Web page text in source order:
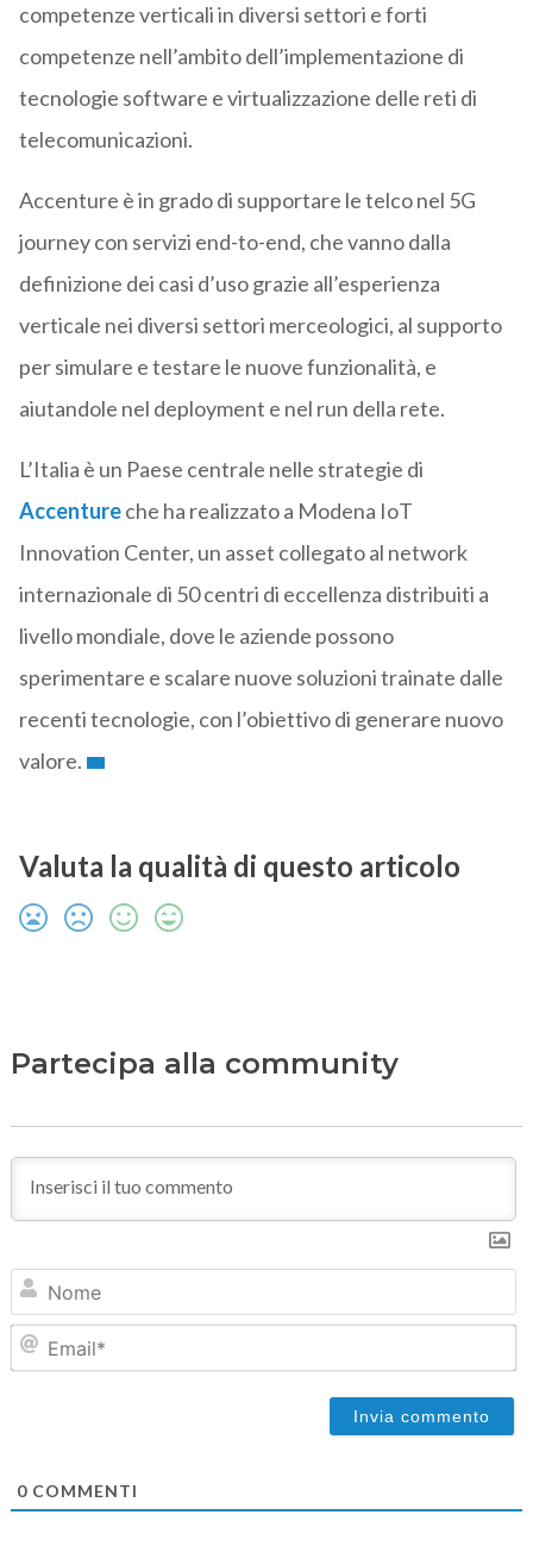
competenze verticali in diversi settori e forti
competenze nell’ambito dell’implementazione di
tecnologie software e virtualizzazione delle reti di
telecomunicazioni.
Accenture è in grado di supportare le telco nel 5G
journey con servizi end-to-end, che vanno dalla
definizione dei casi d’uso grazie all’esperienza
verticale nei diversi settori merceologici, al supporto
per simulare e testare le nuove funzionalità, e
aiutandole nel deployment e nel run della rete.
L’Italia è un Paese centrale nelle strategie di
Accentureche ha realizzato a Modena IoT
Innovation Center, un asset collegato al network
internazionale di 50 centri di eccellenza distribuiti a
livello mondiale, dove le aziende possono
sperimentare e scalare nuove soluzioni trainate dalle
recenti tecnologie, con l’obiettivo di generare nuovo
valore.
Valuta la qualità di questo articolo
Partecipa alla community
0COMMENTI